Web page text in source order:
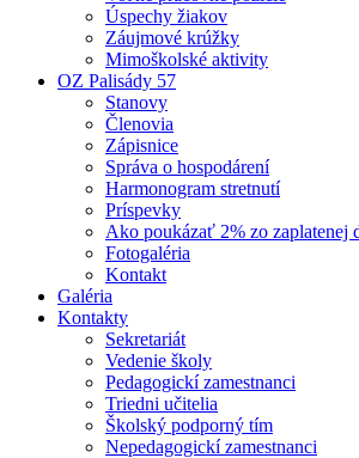
Úspechy žiakov
Záujmové krúžky
Mimoškolské aktivity
OZ Palisády 57
Stanovy
Členovia
Zápisnice
Správa o hospodárení
Harmonogram stretnutí
Príspevky
Ako poukázať 2% zo zaplatenej
Fotogaléria
Kontakt
Galéria
Kontakty
Sekretariát
Vedenie školy
Pedagogickí zamestnanci
Triedni učitelia
Školský podporný tím
Nepedagogickí zamestnanci